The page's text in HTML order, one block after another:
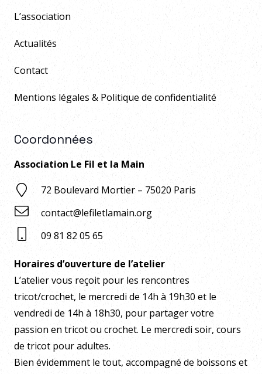
L’association
Actualités
Contact
Mentions légales & Politique de confidentialité
Coordonnées
Association Le Fil et la Main
72 Boulevard Mortier – 75020 Paris
contact@lefiletlamain.org
09 81 82 05 65
Horaires d’ouverture de l’atelier
L’atelier vous reçoit pour les rencontres
tricot/crochet, le mercredi de 14h à 19h30 et le
vendredi de 14h à 18h30, pour partager votre
passion en tricot ou crochet. Le mercredi soir, cours
de tricot pour adultes.
Bien évidemment le tout, accompagné de boissons et